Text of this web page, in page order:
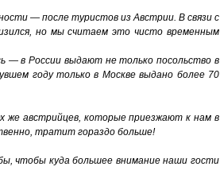
— после туристов из Австрии. В связи с
но мы считаем это чисто временным
— в России выдают не только посольство в
году только в Москве выдано более 70
же австрийцев, которые приезжают к нам в
тратит гораздо больше!
чтобы куда большее внимание наши гости